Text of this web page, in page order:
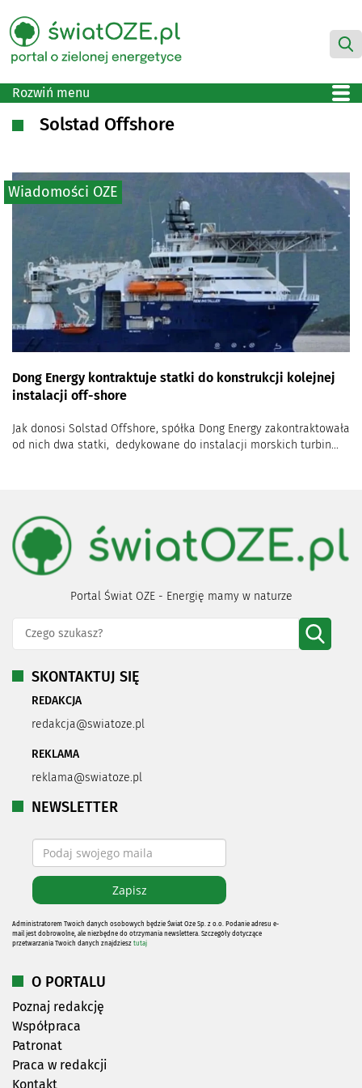
Rozwiń menu
Solstad Offshore
Dong Energy kontraktuje statki do konstrukcji kolejnej
instalacji off-shore
Jak donosi Solstad Offshore, spółka Dong Energy zakontraktowała
od nich dwa statki, dedykowane do instalacji morskich turbin...
Wiadomości OZE
Portal Świat OZE - Energię mamy w naturze
SKONTAKTUJ SIĘ
REDAKCJA
redakcja@swiatoze.pl
REKLAMA
reklama@swiatoze.pl
NEWSLETTER
Administratorem Twoich danych osobowych będzie Świat Oze Sp. z o.o. Podanie adresu e-
mail jest dobrowolne, ale niezbędne do otrzymania newslettera. Szczegóły dotyczące
przetwarzania Twoich danych znajdziesz tutaj
O PORTALU
Poznaj redakcję
Współpraca
Patronat
Praca w redakcji
Kontakt